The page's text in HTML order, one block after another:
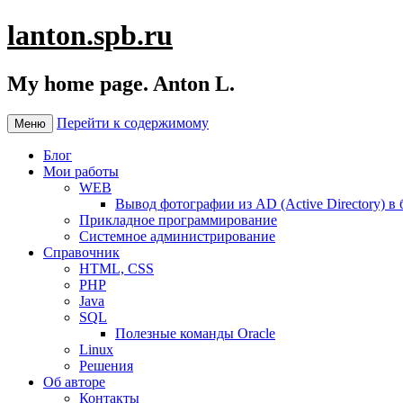
lanton.spb.ru
My home page. Anton L.
Меню Перейти к содержимому
Блог
Мои работы
WEB
Вывод фотографии из AD (Active Directory) в
Прикладное программирование
Системное администрирование
Справочник
HTML, CSS
PHP
Java
SQL
Полезные команды Oracle
Linux
Решения
Об авторе
Контакты